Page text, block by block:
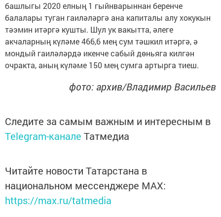
башлыгы 2020 елның 1 гыйнварыннан беренче
балалары туган гаиләләргә ана капиталы алу хокукын
тәэмин итәргә кушты. Шул ук вакытта, әлеге
акчаларның күләме 466,6 мең сум тәшкил итәргә, ә
мондый гаиләләрдә икенче сабый дөньяга килгән
очракта, аның күләме 150 мең сумга артырга тиеш.
фото: архив/Владимир Васильев
Следите за самым важным и интересным в
Telegram-канале Татмедиа
Читайте новости Татарстана в
национальном мессенджере MАХ:
https://max.ru/tatmedia